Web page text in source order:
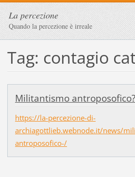
La percezione
Quando la percezione è irreale
Tag: contagio
Militantismo antroposofico?
https://la-percezione-di-
archiagottlieb.webnode.it/news/
antroposofico-/